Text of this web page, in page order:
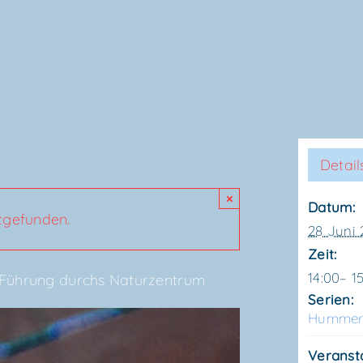
×
durchs Naturzentrum
Datum:
28 Juni
Zeit:
14:00–
Serien: